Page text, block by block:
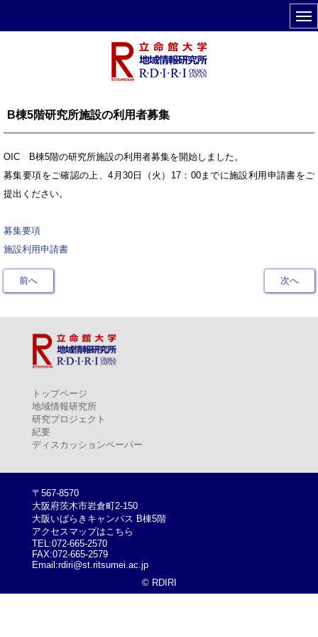
B棟5階研究所施設の利用者募集
OIC B棟5階の研究所施設の利用者募集を開始しました。
募集要項をご確認の上、4月30日（火）17：00までに施設利用申請書をご
提出ください。
募集要項
施設利用申請書
前へ 次へ
トップページ
地域情報研究所
研究プロジェクト
紀要
ディスカッションペーパー
〒567-8570
大阪府茨木市岩倉町2-150
大阪いばらきキャンパス B棟5階
アクセスマップはこちら
TEL:072-665-2570
FAX:072-665-2579
Email:rdiri@st.ritsumei.ac.jp
© RDIRI